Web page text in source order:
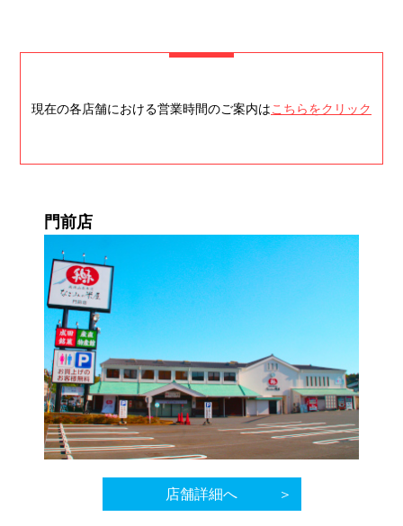
現在の各店舗における営業時間のご案内はこちらをクリック
門前店
店舗詳細へ